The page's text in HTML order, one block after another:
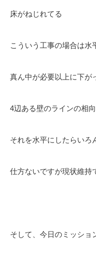
床がねじれてる
こういう工事の場合は水
真ん中が必要以上に下が
4辺ある壁のラインの相
それを水平にしたらいろ
仕方ないですが現状維持
そして、今日のミッショ